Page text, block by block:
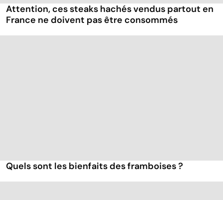
Attention, ces steaks hachés vendus partout en
France ne doivent pas être consommés
Quels sont les bienfaits des framboises ?